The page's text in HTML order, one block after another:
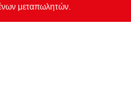
μεταπωλητών.